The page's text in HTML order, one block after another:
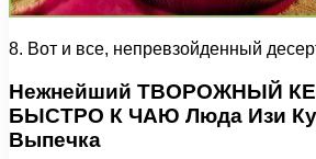
8. Вот и все, непревзойденный
Нежнейший ТВОРОЖНЫЙ
БЫСТРО К ЧАЮ Люда Изи
Выпечка